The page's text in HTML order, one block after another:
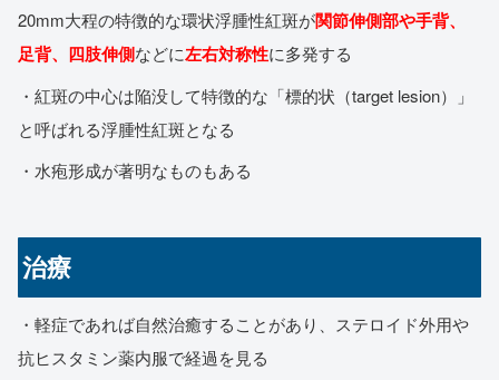
20mm大程の特徴的な環状浮腫性紅斑が関節伸側部や手背、
足背、四肢伸側などに左右対称性に多発する
・紅斑の中心は陥没して特徴的な「標的状（target lesion）」
と呼ばれる浮腫性紅斑となる
・水疱形成が著明なものもある
治療
・軽症であれば自然治癒することがあり、ステロイド外用や
抗ヒスタミン薬内服で経過を見る